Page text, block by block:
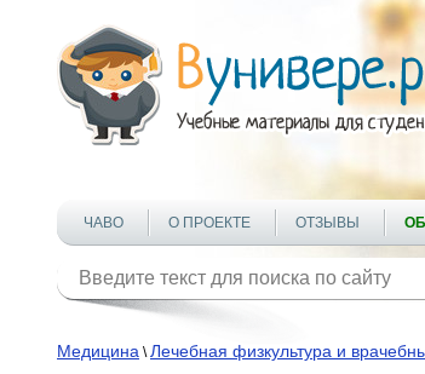
ЧАВО О ПРОЕКТЕ ОТЗЫВЫ
Медицина \Лечебная физкультура и